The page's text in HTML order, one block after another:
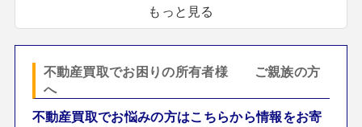
もっと見る
不動産買取でお困りの所有者様 ご親族の方
へ
不動産買取でお悩みの方はこちらから情報をお寄